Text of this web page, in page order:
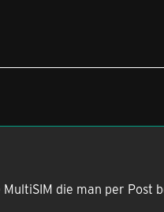
die man per Post